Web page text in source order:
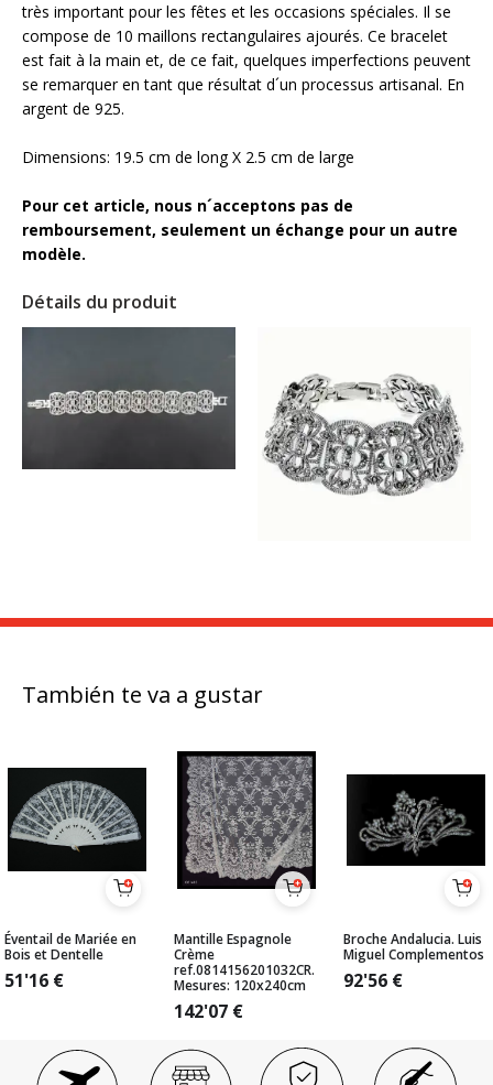
très important pour les fêtes et les occasions spéciales. Il se
compose de 10 maillons rectangulaires ajourés. Ce bracelet
est fait à la main et, de ce fait, quelques imperfections peuvent
se remarquer en tant que résultat d´un processus artisanal. En
argent de 925.
Dimensions: 19.5 cm de long X 2.5 cm de large
Pour cet article, nous n´acceptons pas de
remboursement, seulement un échange pour un autre
modèle.
Détails du produit
También te va a gustar
Éventail de Mariée en
Bois et Dentelle
51'16 €
Mantille Espagnole
Crème
ref.0814156201032CR.
Mesures: 120x240cm
142'07 €
Broche Andalucia. Luis
Miguel Complementos
92'56 €